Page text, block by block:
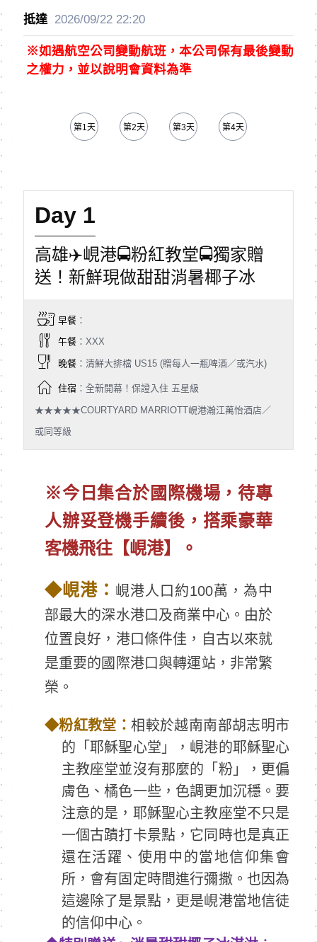
2026/09/2222:20
※如遇航空公司變動航班，本公司保有最後變動
之權力，並以說明會資料為準
第1天 第2天 第3天 第4天
Day 1
高雄✈️峴港🚍粉紅教堂🚍獨家贈
送！新鮮現做甜甜消暑椰子冰
早餐：
午餐：XXX
晚餐：清鮮大排檔 US15 (贈每人一瓶啤酒／或汽水)
住宿：全新開幕！保證入住 五星級
★★★★★COURTYARD MARRIOTT峴港瀚江萬怡酒店／
或同等級
※今日集合於國際機場，待專
人辦妥登機手續後，搭乘豪華
客機飛往【峴港】。
◆峴港： 峴港人口約100萬，為中
部最大的深水港口及商業中心。由於
位置良好，港口條件佳，自古以來就
是重要的國際港口與轉運站，非常繁
榮。
◆粉紅教堂：相較於越南南部胡志明市
的「耶穌聖心堂」，峴港的耶穌聖心
主教座堂並沒有那麼的「粉」，更偏
膚色、橘色一些，色調更加沉穩。要
注意的是，耶穌聖心主教座堂不只是
一個古蹟打卡景點，它同時也是真正
還在活躍、使用中的當地信仰集會
所，會有固定時間進行彌撒。也因為
這邊除了是景點，更是峴港當地信徒
的信仰中心。